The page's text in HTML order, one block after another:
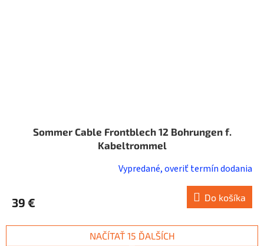
Sommer Cable Frontblech 12 Bohrungen f.
Kabeltrommel
Vypredané, overiť termín dodania
39 € Do košíka
NAČÍTAŤ 15 ĎALŠÍCH